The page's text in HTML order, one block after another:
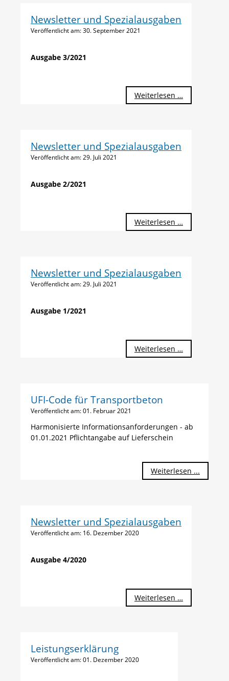
Newsletter und Spezialausgaben
Veröffentlicht am: 30. September 2021
Ausgabe 3/2021
Weiterlesen …
Newsletter und Spezialausgaben
Veröffentlicht am: 29. Juli 2021
Ausgabe 2/2021
Weiterlesen …
Newsletter und Spezialausgaben
Veröffentlicht am: 29. Juli 2021
Ausgabe 1/2021
Weiterlesen …
UFI-Code für Transportbeton
Veröffentlicht am: 01. Februar 2021
Harmonisierte Informationsanforderungen - ab
01.01.2021 Pflichtangabe auf Lieferschein
Weiterlesen ...
Newsletter und Spezialausgaben
Veröffentlicht am: 16. Dezember 2020
Ausgabe 4/2020
Weiterlesen …
Leistungserklärung
Veröffentlicht am: 01. Dezember 2020